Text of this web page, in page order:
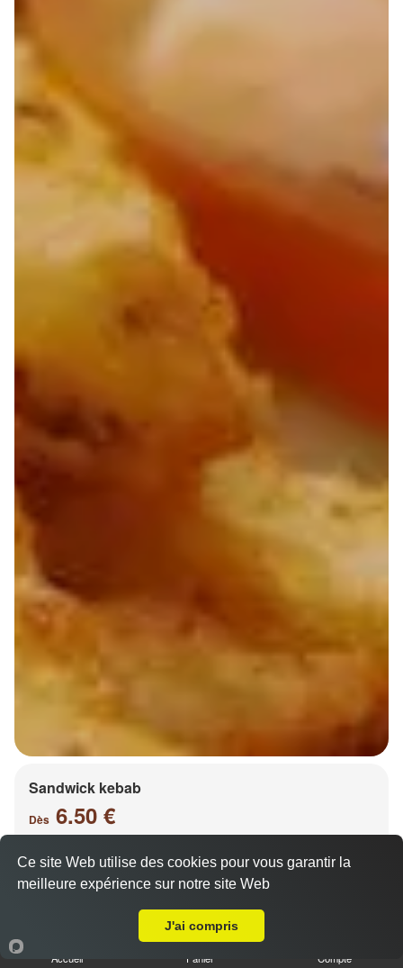
Sandwick kebab
Dès 6.50 €
Salade, tomates, oignons, chou, carottes
Accueil Panier Compte
Ce site Web utilise des cookies pour vous garantir la
meilleure expérience sur notre site Web
J'ai compris